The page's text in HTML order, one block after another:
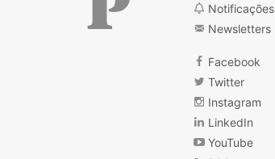
Público
Notificações
Newsletters
Facebook
Twitter
Instagram
LinkedIn
YouTube